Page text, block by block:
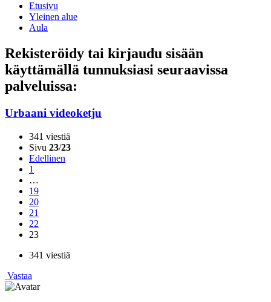
Etusivu
Yleinen alue
Aula
Rekisteröidy tai kirjaudu sisään
käyttämällä tunnuksiasi seuraavissa
palveluissa:
Urbaani videoketju
341 viestiä
Sivu 23/23
Edellinen
1
…
19
20
21
22
23
341 viestiä
Vastaa